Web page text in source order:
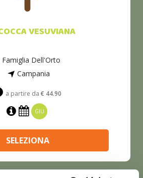
VESUVIANA
Famiglia Dell'Orto
Campania
a partire da€ 44.90
GIU
SELEZIONA